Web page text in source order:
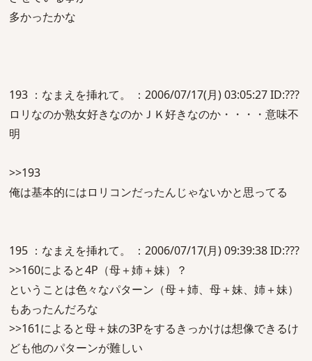
多かったかな
193 ：なまえを挿れて。 ：2006/07/17(月) 03:05:27 ID:???
ロリなのか熟女好きなのかＪＫ好きなのか・・・・意味不
明
>>193
俺は基本的にはロリコンだったんじゃないかと思ってる
195 ：なまえを挿れて。 ：2006/07/17(月) 09:39:38 ID:???
>>160によると4P（母＋姉＋妹）？
ということは色々なパターン（母＋姉、母＋妹、姉＋妹）
もあったんだろな
>>161によると母＋妹の3Pをするきっかけは想像できるけ
ども他のパターンが難しい